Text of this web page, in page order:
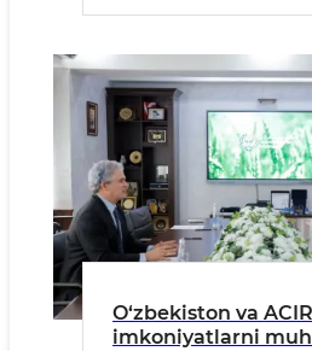
O‘zbekiston va
imkoniyatlarni